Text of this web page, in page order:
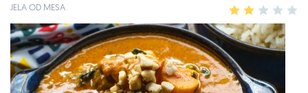
JELA OD MESA 2 3 4